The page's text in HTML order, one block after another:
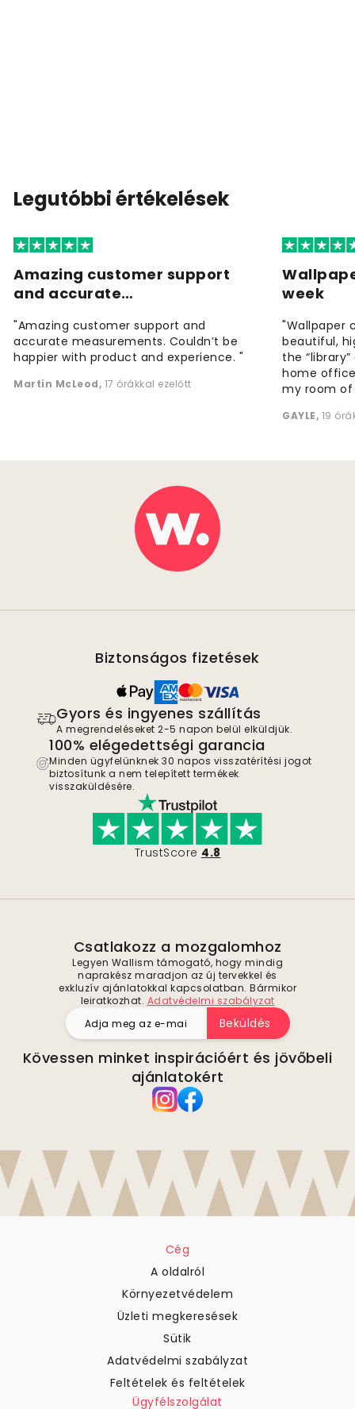
Legutóbbi értékelések
Amazing customer support
and accurate…
"Amazing customer support and
accurate measurements. Couldn’t be
happier with product and experience. "
Martin McLeod, 17 órákkal ezelőtt
week
"Wallpaper
beautiful,
the
home
my room of
GAYLE, 19
Biztonságos fizetések
Gyors és ingyenes szállítás
A megrendeléseket 2-5 napon belül elküldjük.
100% elégedettségi garancia
Minden ügyfelünknek 30 napos visszatérítési jogot
biztosítunk a nem telepített termékek
visszaküldésére.
TrustScore 4.8
Csatlakozz a mozgalomhoz
Legyen Wallism támogató, hogy mindig
naprakész maradjon az új tervekkel és
exkluzív ajánlatokkal kapcsolatban. Bármikor
leiratkozhat. Adatvédelmi szabályzat
Beküldés
Kövessen minket inspirációért és jövőbeli
ajánlatokért
Cég
A oldalról
Környezetvédelem
Üzleti megkeresések
Sütik
Adatvédelmi szabályzat
Feltételek és feltételek
Ügyfélszolgálat